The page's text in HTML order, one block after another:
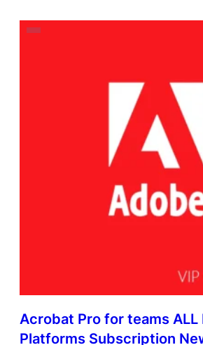
Acrobat Pro for teams ALL
Platforms Subscription